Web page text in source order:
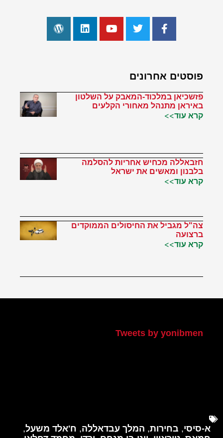
פוסטים אחרונים
פזשכיאן במלכוד-המאבק על השלטון
באיראן מתנהל מאחורי הקלעים
קרא עוד>>
חזבאללה מכחיש אחריות להסלמה
בלבנון ומאשים את ישראל
קרא עוד>>
צה"ל מגביל את החיסולים הממוקדים
ברצועה
קרא עוד>>
Tweets by yonibmen
א-סיסי, בחירות, המלך עבדאללה, ח'אלד משעל,